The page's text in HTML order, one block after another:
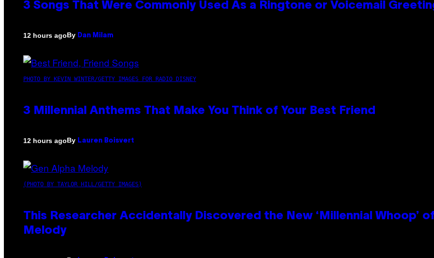
3 Songs That Were Commonly Used As a Ringtone or Voicemail
12 hours agoBy Dan Milam
PHOTO BY KEVIN WINTER/GETTY IMAGES FOR RADIO DISNEY
3 Millennial Anthems That Make You Think of Your Best Friend
12 hours agoBy Lauren Boisvert
(PHOTO BY TAYLOR HILL/GETTY IMAGES)
This Researcher Accidentally Discovered the New ‘Millennial Whoop’
Melody